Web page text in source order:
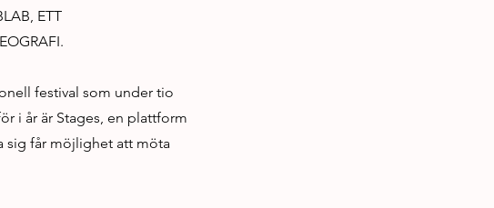
ETT
festival som under tio
i år är Stages, en plattform
sig får möjlighet att möta